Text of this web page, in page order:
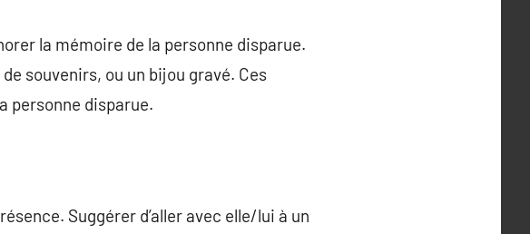
la mémoire de la personne disparue.
souvenirs, ou un bijou gravé. Ces
personne disparue.
Suggérer d’aller avec elle/lui à un